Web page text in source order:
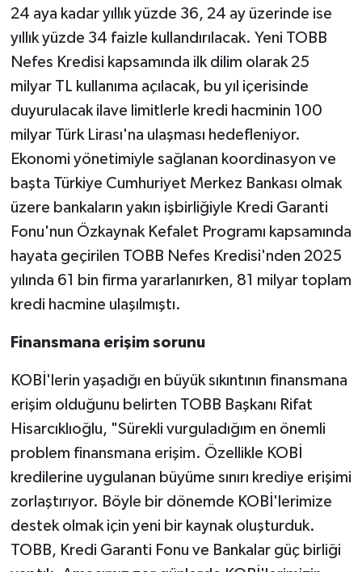
24 aya kadar yıllık yüzde 36, 24 ay üzerinde ise
yıllık yüzde 34 faizle kullandırılacak. Yeni TOBB
Nefes Kredisi kapsamında ilk dilim olarak 25
milyar TL kullanıma açılacak, bu yıl içerisinde
duyurulacak ilave limitlerle kredi hacminin 100
milyar Türk Lirası'na ulaşması hedefleniyor.
Ekonomi yönetimiyle sağlanan koordinasyon ve
başta Türkiye Cumhuriyet Merkez Bankası olmak
üzere bankaların yakın işbirliğiyle Kredi Garanti
Fonu'nun Özkaynak Kefalet Programı kapsamında
hayata geçirilen TOBB Nefes Kredisi'nden 2025
yılında 61 bin firma yararlanırken, 81 milyar toplam
kredi hacmine ulaşılmıştı.
Finansmana erişim sorunu
KOBİ'lerin yaşadığı en büyük sıkıntının finansmana
erişim olduğunu belirten TOBB Başkanı Rifat
Hisarcıklıoğlu, "Sürekli vurguladığım en önemli
problem finansmana erişim. Özellikle KOBİ
kredilerine uygulanan büyüme sınırı krediye erişimi
zorlaştırıyor. Böyle bir dönemde KOBİ'lerimize
destek olmak için yeni bir kaynak oluşturduk.
TOBB, Kredi Garanti Fonu ve Bankalar güç birliği